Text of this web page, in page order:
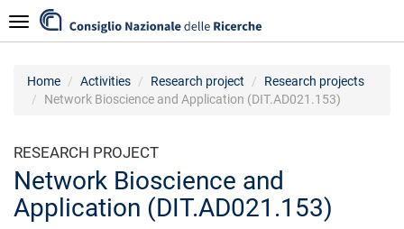
to
main
Navigazione
Home Activities Research project
Research projects
Network Bioscience and Application (DIT.AD021.153)
RESEARCH PROJECT
Network Bioscience and
Application (DIT.AD021.153)